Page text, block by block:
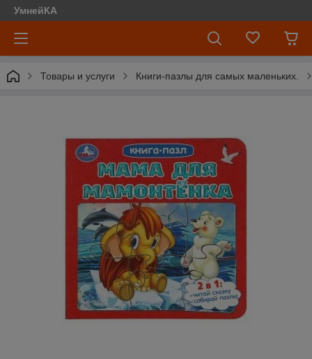
УмнейКА
Товары и услуги Книги-пазлы для самых маленьких.